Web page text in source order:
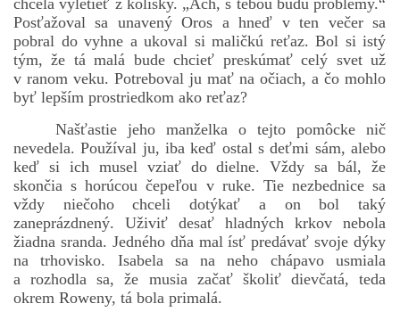
chcela vyletieť z kolísky. „Ach, s tebou budú problémy.“
Posťažoval sa unavený Oros a hneď v ten večer sa
pobral do vyhne a ukoval si maličkú reťaz. Bol si istý
tým, že tá malá bude chcieť preskúmať celý svet už
v ranom veku. Potreboval ju mať na očiach, a čo mohlo
byť lepším prostriedkom ako reťaz?
Našťastie jeho manželka o tejto pomôcke nič
nevedela. Používal ju, iba keď ostal s deťmi sám, alebo
keď si ich musel vziať do dielne. Vždy sa bál, že
skončia s horúcou čepeľou v ruke. Tie nezbednice sa
vždy niečoho chceli dotýkať a on bol taký
zaneprázdnený. Uživiť desať hladných krkov nebola
žiadna sranda. Jedného dňa mal ísť predávať svoje dýky
na trhovisko. Isabela sa na neho chápavo usmiala
a rozhodla sa, že musia začať školiť dievčatá, teda
okrem Roweny, tá bola primalá.